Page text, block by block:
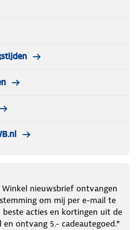
Winkel nieuwsbrief ontvangen
om mij per e-mail te
beste acties en kortingen uit de
en ontvang 5.- cadeautegoed.*